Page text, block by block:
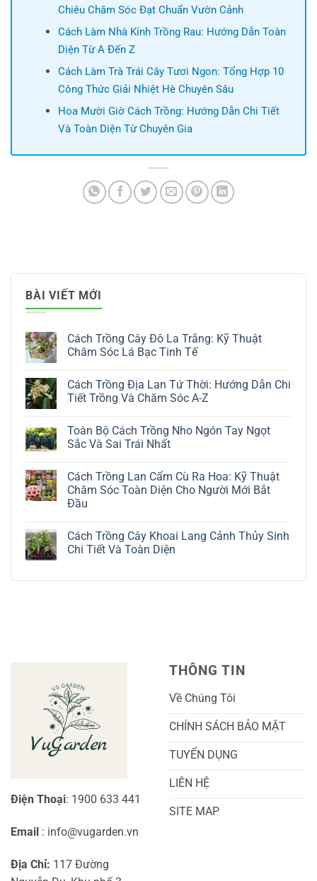
Chiêu Chăm Sóc Đạt Chuẩn Vườn Cảnh
Cách Làm Nhà Kính Trồng Rau: Hướng Dẫn Toàn
Diện Từ A Đến Z
Cách Làm Trà Trái Cây Tươi Ngon: Tổng Hợp 10
Công Thức Giải Nhiệt Hè Chuyên Sâu
Hoa Mười Giờ Cách Trồng: Hướng Dẫn Chi Tiết
Và Toàn Diện Từ Chuyên Gia
BÀI VIẾT MỚI
Cách Trồng Cây Đô La Trắng: Kỹ Thuật
Chăm Sóc Lá Bạc Tinh Tế
bình
luận
Cây
Đô
La
Thuật
Chăm
Sóc
Lá
Tế
Cách Trồng Địa Lan Tứ Thời: Hướng Dẫn Chi
Tiết Trồng Và Chăm Sóc A-Z
bình
luận
ở
Địa
Lan
Tứ
Thời:
Chi
Tiết
Trồng
Toàn Bộ Cách Trồng Nho Ngón Tay Ngọt
Sắc Và Sai Trái Nhất
bình
luận
ở
Toàn
Trồng
Nho
Ngón
Cách Trồng Lan Cẩm Cù Ra Hoa: Kỹ Thuật
Chăm Sóc Toàn Diện Cho Người Mới Bắt
Đầu
bình
luận
ở
Lan
Cho
Người
Mới
Bắt
Đầu
Cách Trồng Cây Khoai Lang Cảnh Thủy Sinh
Chi Tiết Và Toàn Diện
bình
Chi
Tiết
Và
Toàn
Diện
Điện Thoại: 1900 633 441
Email : info@vugarden.vn
Địa Chỉ: 117 Đường
THÔNG TIN
Về Chúng Tôi
CHÍNH SÁCH BẢO MẬT
TUYỂN DỤNG
LIÊN HỆ
SITE MAP